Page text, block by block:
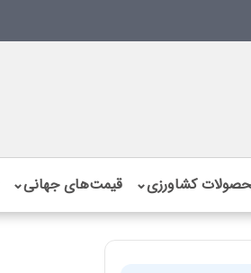
کشاورزی⌄ قیمت‌های جهانی⌄